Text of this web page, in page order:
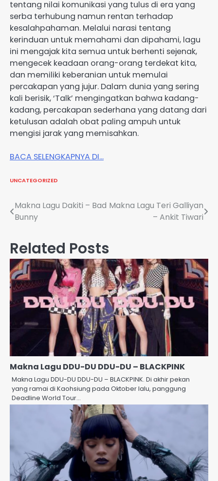
tentang nilai komunikasi yang tulus di era yang
serba terhubung namun rentan terhadap
kesalahpahaman. Melalui narasi tentang
kerinduan untuk memahami dan dipahami, lagu
ini mengajak kita semua untuk berhenti sejenak,
mengecek keadaan orang-orang terdekat kita,
dan memiliki keberanian untuk memulai
percakapan yang jujur. Dalam dunia yang sering
kali berisik, ‘Talk’ mengingatkan bahwa kadang-
kadang, percakapan sederhana yang datang dari
ketulusan adalah obat paling ampuh untuk
mengisi jarak yang memisahkan.
BACA SELENGKAPNYA DI…
UNCATEGORIZED
Post
navigation
Makna Lagu Dakiti – Bad
Bunny
Makna Lagu Teri Galliyan
– Ankit Tiwari
Related Posts
Makna Lagu DDU-DU DDU-DU – BLACKPINK
Makna Lagu DDU-DU DDU-DU – BLACKPINK. Di akhir pekan
yang ramai di Kaohsiung pada Oktober lalu, panggung
Deadline World Tour…